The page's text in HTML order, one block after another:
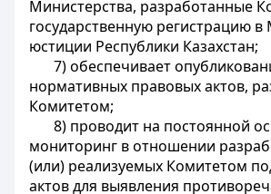
Министерства, разработанные
государственную регистрацию в
юстиции Республики Казахстан;
7) обеспечивает
нормативных правовых актов,
Комитетом;
8) проводит на постоянной
мониторинг в отношении
(или) реализуемых Комитетом
актов для выявления